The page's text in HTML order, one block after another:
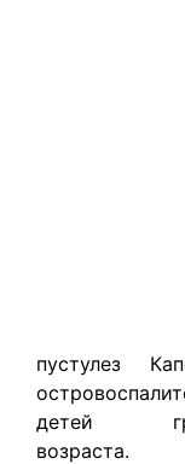
пустулез
детей